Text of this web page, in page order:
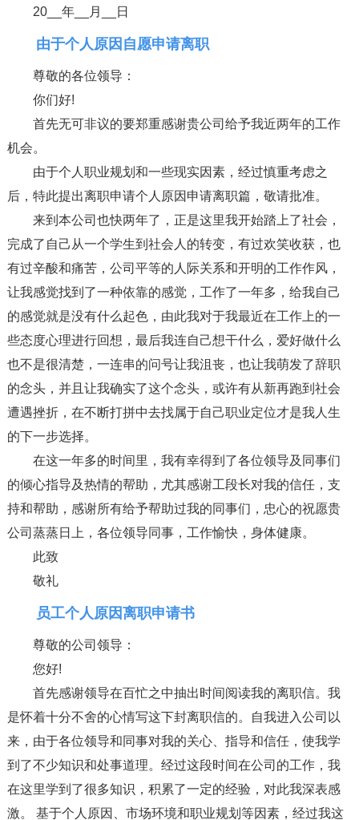
20__年__月__日
由于个人原因自愿申请离职
尊敬的各位领导：
你们好!
首先无可非议的要郑重感谢贵公司给予我近两年的工作
机会。
由于个人职业规划和一些现实因素，经过慎重考虑之
后，特此提出离职申请个人原因申请离职篇，敬请批准。
来到本公司也快两年了，正是这里我开始踏上了社会，
完成了自己从一个学生到社会人的转变，有过欢笑收获，也
有过辛酸和痛苦，公司平等的人际关系和开明的工作作风，
让我感觉找到了一种依靠的感觉，工作了一年多，给我自己
的感觉就是没有什么起色，由此我对于我最近在工作上的一
些态度心理进行回想，最后我连自己想干什么，爱好做什么
也不是很清楚，一连串的问号让我沮丧，也让我萌发了辞职
的念头，并且让我确实了这个念头，或许有从新再跑到社会
遭遇挫折，在不断打拼中去找属于自己职业定位才是我人生
的下一步选择。
在这一年多的时间里，我有幸得到了各位领导及同事们
的倾心指导及热情的帮助，尤其感谢工段长对我的信任，支
持和帮助，感谢所有给予帮助过我的同事们，忠心的祝愿贵
公司蒸蒸日上，各位领导同事，工作愉快，身体健康。
此致
敬礼
员工个人原因离职申请书
尊敬的公司领导：
您好!
首先感谢领导在百忙之中抽出时间阅读我的离职信。我
是怀着十分不舍的心情写这下封离职信的。自我进入公司以
来，由于各位领导和同事对我的关心、指导和信任，使我学
到了不少知识和处事道理。经过这段时间在公司的工作，我
在这里学到了很多知识，积累了一定的经验，对此我深表感
激。 基于个人原因、市场环境和职业规划等因素，经过我这